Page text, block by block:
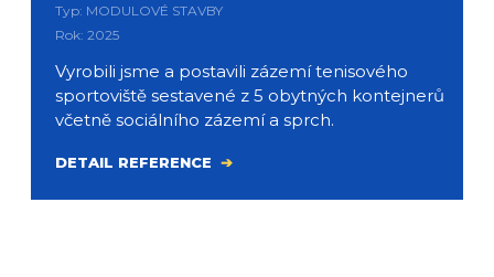
Typ: MODULOVÉ STAVBY
Rok: 2025
Vyrobili jsme a postavili zázemí tenisového
sportoviště sestavené z 5 obytných kontejnerů
včetně sociálního zázemí a sprch.
DETAIL REFERENCE